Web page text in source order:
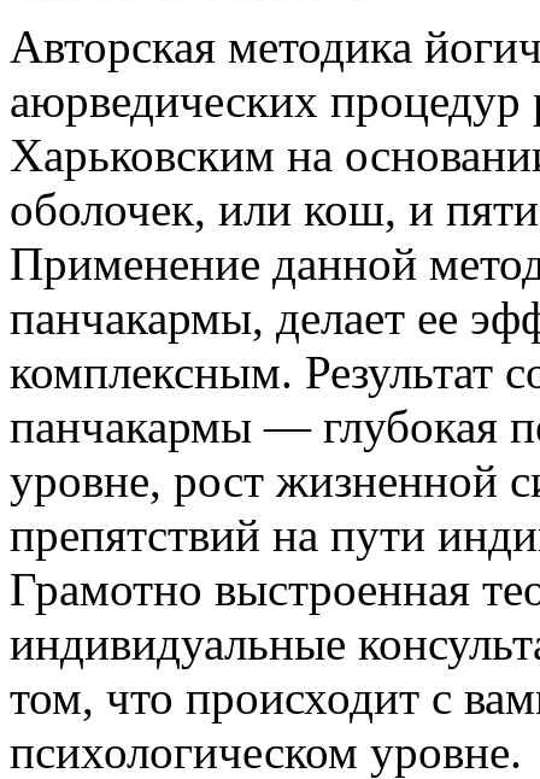
Авторская методика
аюрведических процедур
Харьковским на
оболочек, или кош, и
Применение данной
панчакармы, делает ее
комплексным. Результат
панчакармы — глубокая
уровне, рост жизненной
препятствий на пути
Грамотно выстроенная
индивидуальные
том, что происходит с
психологическом уровне.